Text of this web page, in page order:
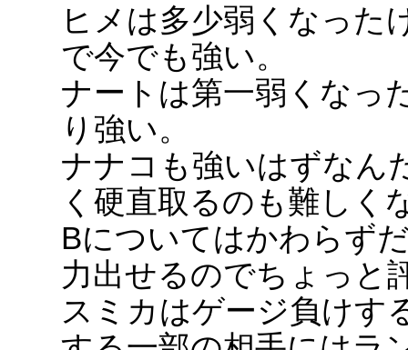
ヒメは多少弱くなった
で今でも強い。
ナートは第一弱くなっ
り強い。
ナナコも強いはずなん
く硬直取るのも難しく
Bについてはかわらず
力出せるのでちょっと
スミカはゲージ負けす